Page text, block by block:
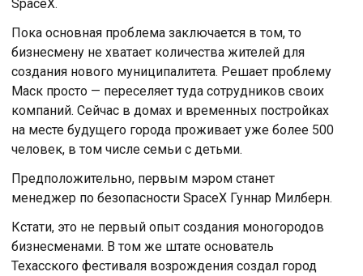
SpaceX.
Пока основная проблема заключается в том, то
бизнесмену не хватает количества жителей для
создания нового муниципалитета. Решает проблему
Маск просто — переселяет туда сотрудников своих
компаний. Сейчас в домах и временных постройках
на месте будущего города проживает уже более 500
человек, в том числе семьи с детьми.
Предположительно, первым мэром станет
менеджер по безопасности SpaceX Гуннар Милберн.
Кстати, это не первый опыт создания моногородов
бизнесменами. В том же штате основатель
Техасского фестиваля возрождения создал город